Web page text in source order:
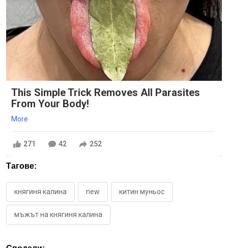
This Simple Trick Removes All Parasites
From Your Body!
More
271 42 252
Тагове:
княгиня калина new китин муньос
мъжът на княгиня калина